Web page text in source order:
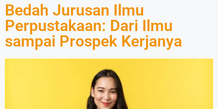
Bedah Jurusan Ilmu
Perpustakaan: Dari Ilmu
sampai Prospek Kerjanya